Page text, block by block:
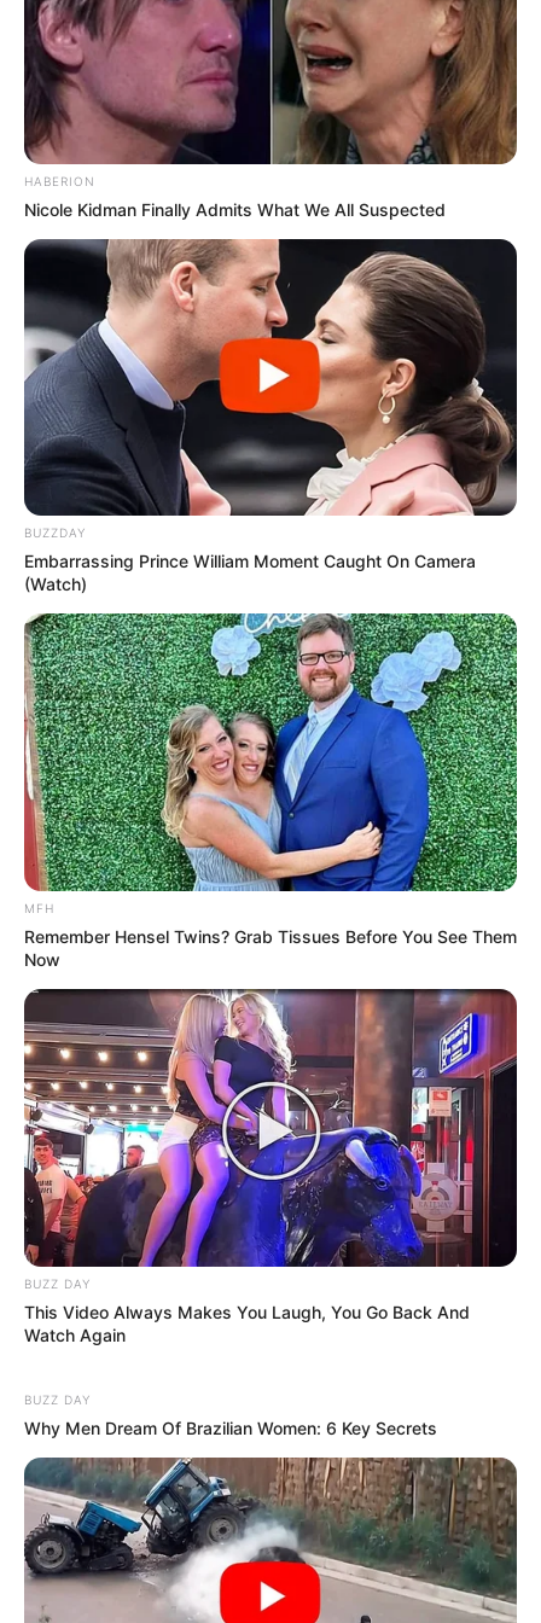
Durante el viaje hacia la Ciudad de México,
niña perdida: luces, edificios altos, ruido
constante… un mundo que le resultaba más
ajeno que nunca.
La casa de Diego en Polanco era un monstruo
de lujo: ocho pisos, ventanales interminables y
un vestíbulo que parecía sacado de un museo.
HABERION
Nicole Kidman Finally Admits What We All Suspected
BUZZDAY
Embarrassing Prince William Moment Caught On Camera
(Watch)
MFH
Remember Hensel Twins? Grab Tissues Before You See Them
Now
BUZZ DAY
This Video Always Makes You Laugh, You Go Back And
Watch Again
BUZZ DAY
Why Men Dream Of Brazilian Women: 6 Key Secrets